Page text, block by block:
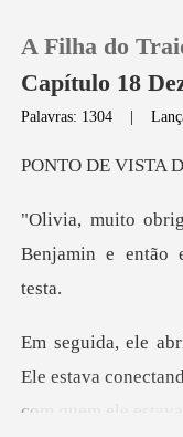
Loja
Sair
A Filha do
Capítulo 18
Palavras: 1304 |
VISTA
Benjamin e então
Ele estava